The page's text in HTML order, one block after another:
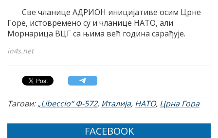
Све чланице АДРИОН иницијативе осим Црне
Горе, истовремено су и чланице НАТО, али
Морнарица ВЦГ са њима већ година сарађује.
in4s.net
Тагови:„Libeccio“ Ф-572, Италија, НАТО, Црна Гора
FACEBOOK